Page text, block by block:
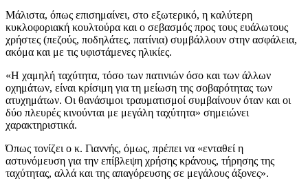
Μάλιστα, όπως επισημαίνει, στο εξωτερικό, η καλύτερη
κυκλοφοριακή κουλτούρα και ο σεβασμός προς τους ευάλωτους
χρήστες (πεζούς, ποδηλάτες, πατίνια) συμβάλλουν στην ασφάλεια,
ακόμα και με τις υφιστάμενες ηλικίες.
«Η χαμηλή ταχύτητα, τόσο των πατινιών όσο και των άλλων
οχημάτων, είναι κρίσιμη για τη μείωση της σοβαρότητας των
ατυχημάτων. Οι θανάσιμοι τραυματισμοί συμβαίνουν όταν και οι
δύο πλευρές κινούνται με μεγάλη ταχύτητα» σημειώνει
χαρακτηριστικά.
Όπως τονίζει ο κ. Γιαννής, όμως, πρέπει να «ενταθεί η
αστυνόμευση για την επίβλεψη χρήσης κράνους, τήρησης της
ταχύτητας, αλλά και της απαγόρευσης σε μεγάλους άξονες».